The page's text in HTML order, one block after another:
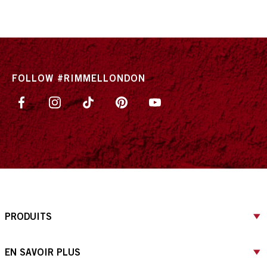
FOLLOW #RIMMELLONDON
PRODUITS
EN SAVOIR PLUS